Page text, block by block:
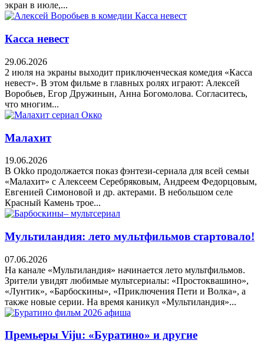
экран в июле,...
Касса невест
29.06.2026
2 июля на экраны выходит приключенческая комедия «Касса
невест». В этом фильме в главных ролях играют: Алексей
Воробьев, Егор Дружинын, Анна Богомолова. Согласитесь,
что многим...
Малахит
19.06.2026
В Okko продолжается показ фэнтези-сериала для всей семьи
«Малахит» с Алексеем Серебряковым, Андреем Федорцовым,
Евгенией Симоновой и др. актерами. В небольшом селе
Красный Камень трое...
Мультиландия: лето мультфильмов стартовало!
07.06.2026
На канале «Мультиландия» начинается лето мультфильмов.
Зрители увидят любимые мультсериалы: «Простоквашино»,
«Лунтик», «Барбоскины», «Приключения Пети и Волка», а
также новые серии. На время каникул «Мультиландия»...
Премьеры Viju: «Буратино» и другие